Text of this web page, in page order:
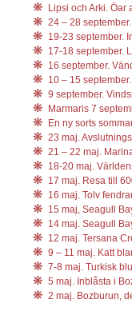
Lipsi och Arki. Öar
24 – 28
19-23 september.
17-18 september.
16 september.
10 – 15
9 september.
Marmaris 7
En ny sorts
23 maj.
21 – 22 maj.
18-20 maj.
17 maj. Resa till
16 maj. Tolv
15 maj, Seagull
14 maj. Seagull
12 maj. Tersana
9 – 11 maj. Katt
7-8 maj. Turkisk
5 maj. Inblåsta i
2 maj. Bozburun,